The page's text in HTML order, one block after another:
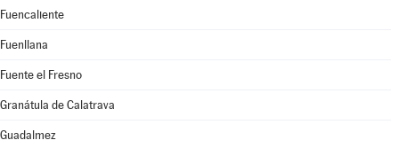
Fuencaliente
Fuenllana
Fuente el Fresno
Granátula de Calatrava
Guadalmez